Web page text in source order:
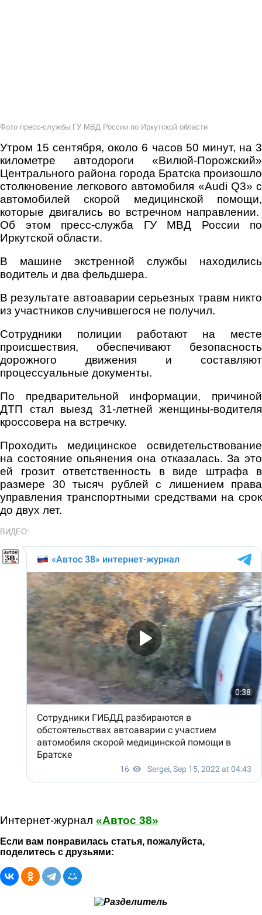
Фото пресс-службы ГУ МВД России по Иркутской области
Утром 15 сентября, около 6 часов 50 минут, на 3
километре автодороги «Вилюй-Порожский»
Центрального района города Братска произошло
столкновение легкового автомобиля «Audi Q3» с
автомобилей скорой медицинской помощи,
которые двигались во встречном направлении.
Об этом пресс-служба ГУ МВД России по
Иркутской области.
В машине экстренной службы находились
водитель и два фельдшера.
В результате автоаварии серьезных травм никто
из участников случившегося не получил.
Сотрудники полиции работают на месте
происшествия, обеспечивают безопасность
дорожного движения и составляют
процессуальные документы.
По предварительной информации, причиной
ДТП стал выезд 31-летней женщины-водителя
кроссовера на встречку.
Проходить медицинское освидетельствование
на состояние опьянения она отказалась. За это
ей грозит ответственность в виде штрафа в
размере 30 тысяч рублей с лишением права
управления транспортными средствами на срок
до двух лет.
ВИДЕО:
Интернет-журнал «Автос 38»
Если вам понравилась статья, пожалуйста,
поделитесь с друзьями: